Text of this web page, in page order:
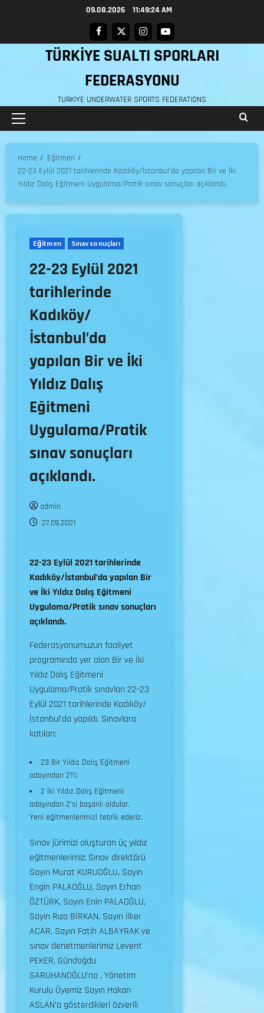
09.08.2026 11:49:25 AM
TÜRKİYE SUALTI SPORLARI
FEDERASYONU
TURKIYE UNDERWATER SPORTS FEDERATIONS
Home
Eğitmen
22-23 Eylül 2021 tarihlerinde Kadıköy/İstanbul’da yapılan Bir ve İki
Yıldız Dalış Eğitmeni Uygulama/Pratik sınav sonuçları açıklandı.
Eğitmen Sınav sonuçları
22-23 Eylül 2021
tarihlerinde
Kadıköy/
İstanbul’da
yapılan Bir ve İki
Yıldız Dalış
Eğitmeni
Uygulama/Pratik
sınav sonuçları
açıklandı.
admin
27.09.2021
22-23 Eylül 2021 tarihlerinde
Kadıköy/İstanbul’da yapılan Bir
ve İki Yıldız Dalış Eğitmeni
Uygulama/Pratik sınav sonuçları
açıklandı.
Federasyonumuzun faaliyet
programında yer alan Bir ve İki
Yıldız Dalış Eğitmeni
Uygulama/Pratik sınavları 22-23
Eylül 2021 tarihlerinde Kadıköy/
İstanbul’da yapıldı. Sınavlara
katılan;
23 Bir Yıldız Dalış Eğitmeni
adayından 21’i;
2 İki Yıldız Dalış Eğitmeni
adayından 2’si başarılı oldular.
Yeni eğitmenlerimizi tebrik ederiz.
Sınav jürimizi oluşturan üç yıldız
eğitmenlerimiz; Sınav direktörü
Sayın Murat KURUOĞLU, Sayın
Engin PALAOĞLU, Sayın Erhan
ÖZTÜRK, Sayın Enin PALAOĞLU,
Sayın Rıza BİRKAN, Sayın İlker
ACAR, Sayın Fatih ALBAYRAK ve
sınav denetmenlerimiz Levent
PEKER, Gündoğdu
SARUHANOĞLU’na , Yönetim
Kurulu Üyemiz Sayın Hakan
ASLAN’a gösterdikleri özverili